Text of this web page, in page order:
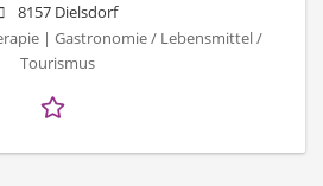
8157 Dielsdorf
| Gastronomie / Lebensmittel /
Tourismus